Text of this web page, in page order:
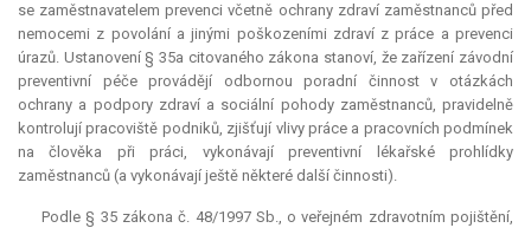
se zaměstnavatelem prevenci včetně ochrany zdraví zaměstnanců před
nemocemi z povolání a jinými poškozeními zdraví z práce a prevenci
úrazů. Ustanovení § 35a citovaného zákona stanoví, že zařízení závodní
preventivní péče provádějí odbornou poradní činnost v otázkách
ochrany a podpory zdraví a sociální pohody zaměstnanců, pravidelně
kontrolují pracoviště podniků, zjišťují vlivy práce a pracovních podmínek
na člověka při práci, vykonávají preventivní lékařské prohlídky
zaměstnanců (a vykonávají ještě některé další činnosti).
Podle § 35 zákona č. 48/1997 Sb., o veřejném zdravotním pojištění,